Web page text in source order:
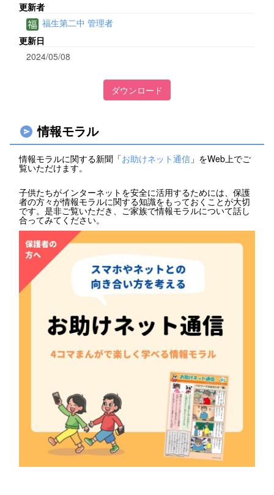
更新者
福生第二中 管理者
更新日
2024/05/08
ダウンロード
情報モラル
情報モラルに関する新聞「お助けネット通信 」をWeb上でご
覧いただけます。
子供たちがインターネットを安全に活用するためには、保護
者の方々が情報モラルに関する知識をもっておくことが大切
です。是非ご覧いただき、ご家族で情報モラルについて話し
合ってみてください。